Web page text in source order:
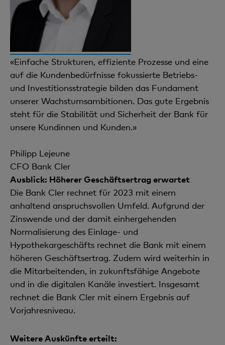
«Einfache Strukturen, effiziente Prozesse und eine
auf die Kundenbedürfnisse fokussierte Betriebs-
und Investitionsstrategie bilden das Fundament
unserer Wachstumsambitionen. Das gute Ergebnis
steht für die Stabilität und Sicherheit der Bank für
unsere Kundinnen und Kunden.»
Philipp Lejeune
CFO Bank Cler
Ausblick: Höherer Geschäftsertrag erwartet
Die Bank Cler rechnet für 2023 mit einem
anhaltend anspruchsvollen Umfeld. Aufgrund der
Zinswende und der damit einhergehenden
Normalisierung des Einlage- und
Hypothekargeschäfts rechnet die Bank mit einem
höheren Geschäftsertrag. Zudem wird weiterhin in
die Mitarbeitenden, in zukunftsfähige Angebote
und in die digitalen Kanäle investiert. Insgesamt
rechnet die Bank Cler mit einem Ergebnis auf
Vorjahresniveau.
Weitere Auskünfte erteilt: